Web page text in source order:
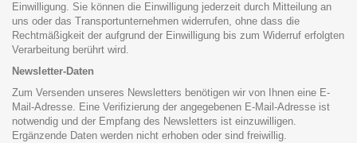
Einwilligung. Sie können die Einwilligung jederzeit durch Mitteilung an
uns oder das Transportunternehmen widerrufen, ohne dass die
Rechtmäßigkeit der aufgrund der Einwilligung bis zum Widerruf erfolgten
Verarbeitung berührt wird.
Newsletter-Daten
Zum Versenden unseres Newsletters benötigen wir von Ihnen eine E-
Mail-Adresse. Eine Verifizierung der angegebenen E-Mail-Adresse ist
notwendig und der Empfang des Newsletters ist einzuwilligen.
Ergänzende Daten werden nicht erhoben oder sind freiwillig.